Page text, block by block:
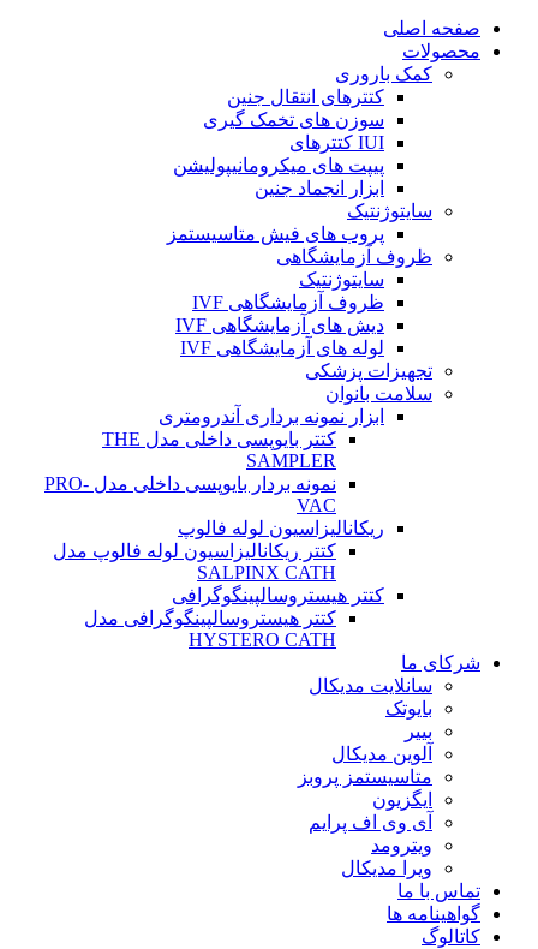
صفحه اصلی
محصولات
کمک باروری
کتترهای انتقال جنین
سوزن های تخمک گیری
IUI کتترهای
پیپت های میکرومانیپولیشن
ابزار انجماد جنین
سایتوژنتیک
پروب های فیش متاسیستمز
ظروف آزمایشگاهی
سایتوژنتیک
ظروف آزمایشگاهی IVF
دیش های آزمایشگاهی IVF
لوله های آزمایشگاهی IVF
تجهیزات پزشکی
سلامت بانوان
ابزار نمونه برداری آندرومتری
کتتر بایوپسی داخلی مدل THE
SAMPLER
نمونه بردار بایوپسی داخلی مدل PRO-
VAC
ریکانالیزاسیون لوله فالوپ
کتتر ریکانالیزاسیون لوله فالوپ مدل
SALPINX CATH
کتتر هیستروسالپینگوگرافی
کتتر هیستروسالپینگوگرافی مدل
HYSTERO CATH
شرکای ما
سانلایت مدیکال
بایوتک
بییر
آلوین مدیکال
متاسیستمز پروبز
ایگزیون
آی وی اف پرایم
ویترومد
ویرا مدیکال
تماس با ما
گواهینامه ها
کاتالوگ